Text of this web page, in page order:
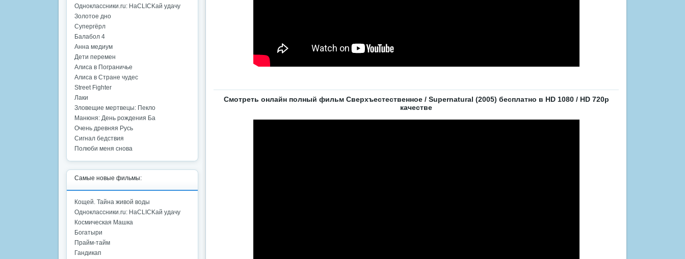
Смотреть онлайн полный фильм Сверхъестественное / Supernatural (2005) бесплатно в HD 1080 / HD 720p
качестве
Одноклассники.ru: НаCLICKай удачу
Золотое дно
Супергёрл
Балабол 4
Анна медиум
Дети перемен
Алиса в Пограничье
Алиса в Стране чудес
Street Fighter
Лаки
Зловещие мертвецы: Пекло
Манюня: День рождения Ба
Очень древняя Русь
Сигнал бедствия
Полюби меня снова
Самые новые фильмы:
Кощей. Тайна живой воды
Одноклассники.ru: НаCLICKай удачу
Космическая Машка
Богатыри
Прайм-тайм
Гандикап